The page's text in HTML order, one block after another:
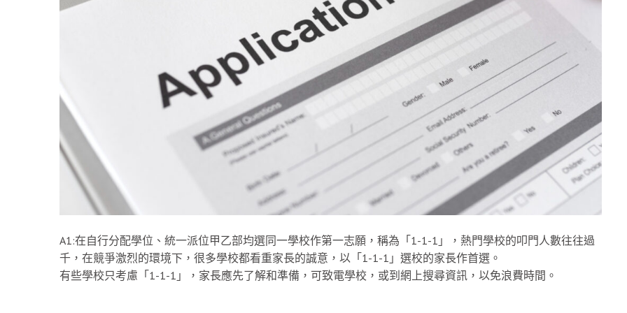
A1:在自行分配學位、統一派位甲乙部均選同一學校作第一志願，稱為「1-1-1」，熱門學校的叩門人數往往過
千，在競爭激烈的環境下，很多學校都看重家長的誠意，以「1-1-1」選校的家長作首選。
有些學校只考慮「1-1-1」，家長應先了解和準備，可致電學校，或到網上搜尋資訊，以免浪費時間。